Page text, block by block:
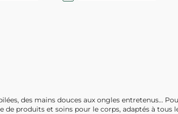
des mains douces aux ongles entretenus…
produits et soins pour le corps, adaptés à tous